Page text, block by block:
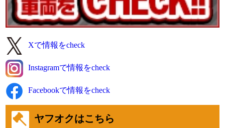
☎0120-98-1457 営業担当:千葉
「HP見て」とお伝えいただけるとスムーズです❗
2026-07-28
雨が降っていたりやんだりで湿気が多いです。
今日も元気に頑張りましょう!
●本日ご紹介車両●
【商品番号:14238】簡易クレーン付 平ボディ H11 キャンター
古河ユニック製 4段ブーム ラジコン(無線) 2.2t吊り
☎0120-93-8833 営業担当:眞籠
「HP見て」とお伝えいただけるとスムーズです❗
Xで情報をcheck
Instagramで情報をcheck
Facebookで情報をcheck
ヤフオクはこちら